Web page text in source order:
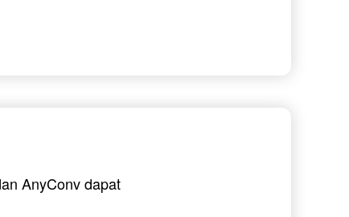
AnyConv dapat